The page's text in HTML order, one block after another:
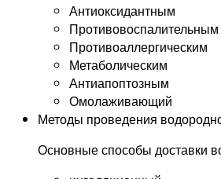
Антиоксидантным
Противовоспалительным
Противоаллергическим
Метаболическим
Антиапоптозным
Омолаживающий
Методы проведения
Основные способы доставки